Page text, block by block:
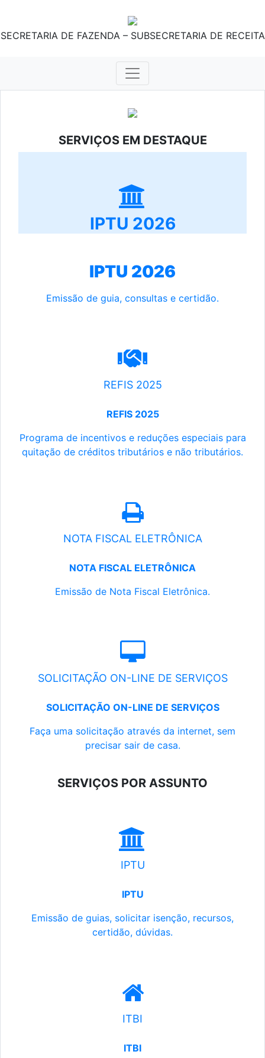
SECRETARIA DE FAZENDA – SUBSECRETARIA DE RECEITA
SERVIÇOS EM DESTAQUE
IPTU 2026
IPTU 2026
Emissão de guia, consultas e certidão.
REFIS 2025
REFIS 2025
Programa de incentivos e reduções especiais para
quitação de créditos tributários e não tributários.
NOTA FISCAL ELETRÔNICA
NOTA FISCAL ELETRÔNICA
Emissão de Nota Fiscal Eletrônica.
SOLICITAÇÃO ON-LINE DE SERVIÇOS
SOLICITAÇÃO ON-LINE DE SERVIÇOS
Faça uma solicitação através da internet, sem
precisar sair de casa.
SERVIÇOS POR ASSUNTO
IPTU
IPTU
Emissão de guias, solicitar isenção, recursos,
certidão, dúvidas.
ITBI
ITBI